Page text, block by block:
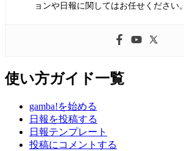
ョンや日報に関してはお任せください。
使い方ガイド一覧
gamba!を始める
日報を投稿する
日報テンプレート
投稿にコメントする